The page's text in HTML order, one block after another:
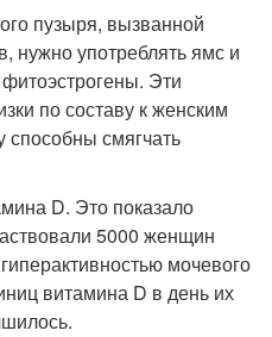
пузыря, вызванной
нужно употреблять ямс и
Эти
по составу к женским
смягчать
D. Это показало
5000 женщин
мочевого
витамина D в день их